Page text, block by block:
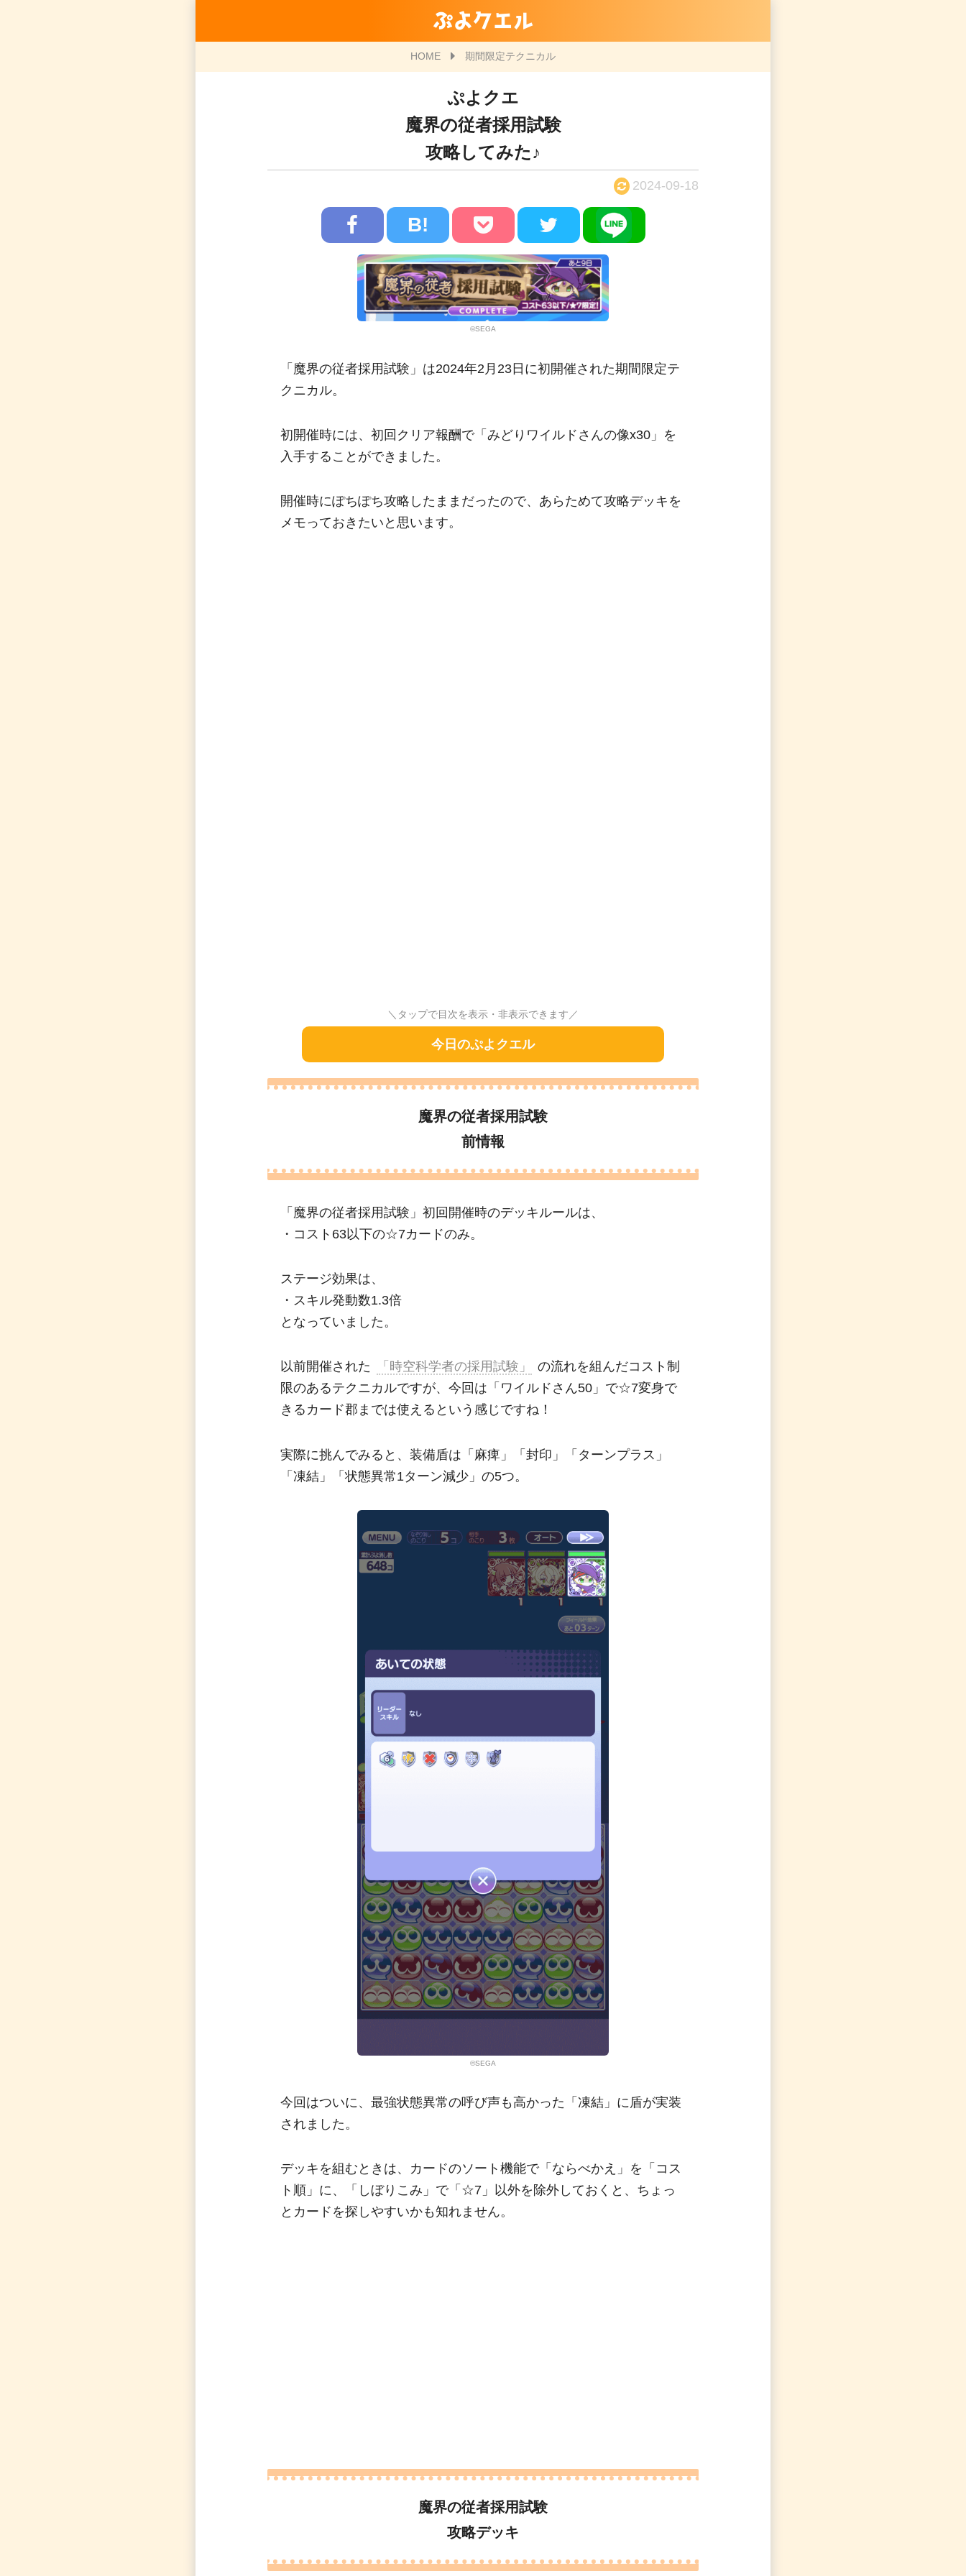
ぷよクエル
HOME 期間限定テクニカル
ぷよクエ
魔界の従者採用試験
攻略してみた♪
2024-09-18
B!
©SEGA
「魔界の従者採用試験」は2024年2月23日に初開催された期間限定テ
クニカル。
初開催時には、初回クリア報酬で「みどりワイルドさんの像x30」を
入手することができました。
開催時にぽちぽち攻略したままだったので、あらためて攻略デッキを
メモっておきたいと思います。
＼タップで目次を表示・非表示できます／
今日のぷよクエル
魔界の従者採用試験
前情報
「魔界の従者採用試験」初回開催時のデッキルールは、
・コスト63以下の☆7カードのみ。
ステージ効果は、
・スキル発動数1.3倍
となっていました。
以前開催された 「時空科学者の採用試験」
の流れを組んだコスト制
限のあるテクニカルですが、今回は「ワイルドさん50」で☆7変身で
きるカード郡までは使えるという感じですね！
実際に挑んでみると、装備盾は「麻痺」「封印」「ターンプラス」
「凍結」「状態異常1ターン減少」の5つ。
©SEGA
今回はついに、最強状態異常の呼び声も高かった「凍結」に盾が実装
されました。
デッキを組むときは、カードのソート機能で「ならべかえ」を「コス
ト順」に、「しぼりこみ」で「☆7」以外を除外しておくと、ちょっ
とカードを探しやすいかも知れません。
魔界の従者採用試験
攻略デッキ